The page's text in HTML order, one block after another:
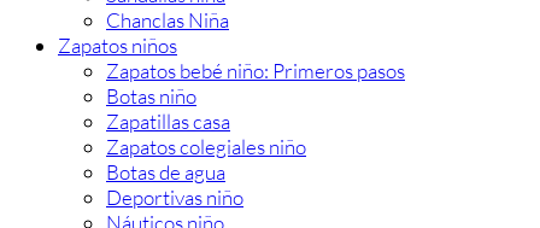
Chanclas Niña
Zapatos niños
Zapatos bebé niño: Primeros pasos
Botas niño
Zapatillas casa
Zapatos colegiales niño
Botas de agua
Deportivas niño
Náuticos niño